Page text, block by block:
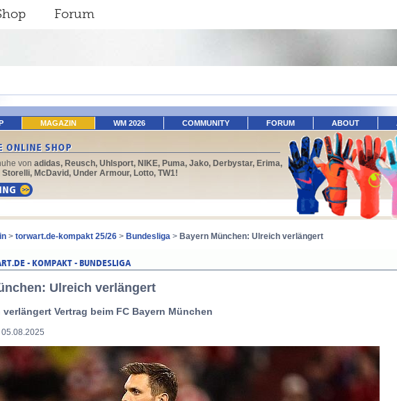
Forum
MAGAZIN WM 2026 COMMUNITY FORUM ABOUT
von adidas, Reusch, Uhlsport, NIKE, Puma, Jako, Derbystar, Erima,
McDavid, Under Armour, Lotto, TW1!
> torwart.de-kompakt 25/26 > Bundesliga > Bayern München: Ulreich verlängert
Ulreich verlängert
verlängert Vertrag beim FC Bayern München